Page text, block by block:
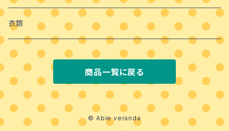
衣類
商品一覧に戻る
© Able veranda